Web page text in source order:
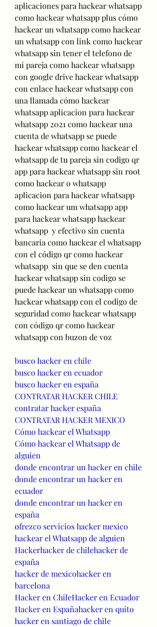
aplicaciones para hackear whatsapp
como hackear whatsapp plus cómo
hackear un whatsapp como hackear
un whatsapp con link como hackear
whatsapp sin tener el telefono de
mi pareja como hackear whatsapp
con google drive hackear whatsapp
con enlace hackear whatsapp con
una llamada cómo hackear
whatsapp aplicacion para hackear
whatsapp 2021 como hackear una
cuenta de whatsapp se puede
hackear whatsapp como hackear el
whatsapp de tu pareja sin codigo qr
app para hackear whatsapp sin root
como hackear o whatsapp
aplicacion para hackear whatsapp
como hackear um whatsapp app
para hackear whatsapp hackear
whatsapp  y efectivo sin cuenta
bancaria como hackear el whatsapp
con el código qr como hackear
whatsapp  sin que se den cuenta
hackear whatsapp sin codigo se
puede hackear un whatsapp como
hackear whatsapp con el codigo de
seguridad como hackear whatsapp
con código qr como hackear
whatsapp con buzon de voz
busco hacker en chile
busco hacker en ecuador
busco hacker en españa
CONTRATAR HACKER CHILE
contratar hacker españa
CONTRATAR HACKER MEXICO
Cómo hackear el Whatsapp
Cómo hackear el Whatsapp de
alguien
donde encontrar un hacker en chile
donde encontrar un hacker en
ecuador
donde encontrar un hacker en
españa
ofrezco servicios hacker mexico
hackear el Whatsapp de alguien
Hackerhacker de chilehacker de
españa
hacker de mexicohacker en
barcelona
Hacker en ChileHacker en Ecuador
Hacker en Españahacker en quito
hacker en santiago de chile